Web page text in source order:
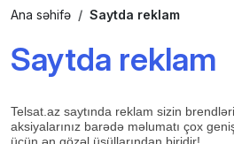
Ana səhifə Saytda reklam
Saytda reklam
Telsat.az saytında reklam sizin
aksiyalarınız barədə məlumatı çox
üçün ən gözəl üsüllarından biridir!